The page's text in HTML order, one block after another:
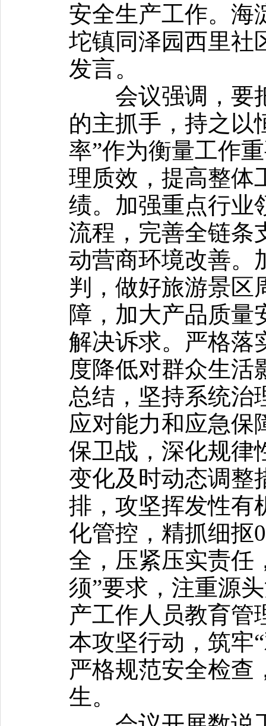
安全生产工作。海
坨镇同泽园西里社
发言。
会议强调，要
的主抓手，持之以
率”作为衡量工作
理质效，提高整体
绩。加强重点行业
流程，完善全链条
动营商环境改善。
判，做好旅游景区
障，加大产品质量
解决诉求。严格落
度降低对群众生活
总结，坚持系统治
应对能力和应急保
保卫战，深化规律
变化及时动态调整
排，攻坚挥发性有
化管控，精抓细抠
全，压紧压实责任
须”要求，注重源
产工作人员教育管
本攻坚行动，筑牢
严格规范安全检查
生。